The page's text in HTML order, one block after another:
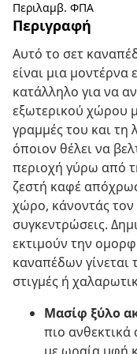
Περιλαμβ. ΦΠΑ
Περιγραφή
Αυτό το σετ
είναι μια μοντέρνα
κατάλληλο για να
εξωτερικού χώρου
γραμμές του και τη
όποιον θέλει να
περιοχή γύρω από
ζεστή καφέ
χώρο, κάνοντάς τον
συγκεντρώσεις.
εκτιμούν την
καναπέδων γίνεται
στιγμές ή
Μασίφ ξύλο
πιο